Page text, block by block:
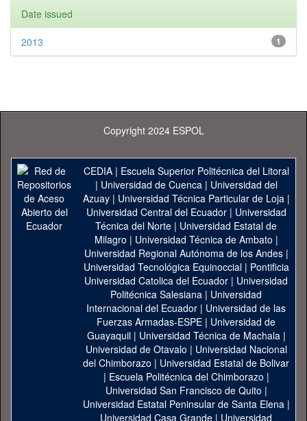
Date issued
1
2013
Copyright 2024 ESPOL
CEDIA| Escuela Superior Politécnica del Litoral
| Universidad de Cuenca| Universidad del
Azuay| Universidad Técnica Particular de Loja|
Universidad Central del Ecuador| Universidad
Técnica del Norte | Universidad Estatal de
Milagro | Universidad Técnica de Ambato |
Universidad Regional Autónoma de los Andes|
Universidad Tecnológica Equinoccial| Pontificia
Universidad Catolica del Ecuador | Universidad
Politécnica Salesiana | Universidad
Internacional del Ecuador | Universidad de las
Fuerzas Armadas-ESPE | Universidad de
Guayaquil| Universidad Técnica de Machala|
Universidad de Otavalo | Universidad Nacional
del Chimborazo | Universidad Estatal de Bolivar
| Escuela Politécnica del Chimborazo |
Universidad San Francisco de Quito |
Universidad Estatal Peninsular de Santa Elena|
Universidad Casa Grande | Universidad